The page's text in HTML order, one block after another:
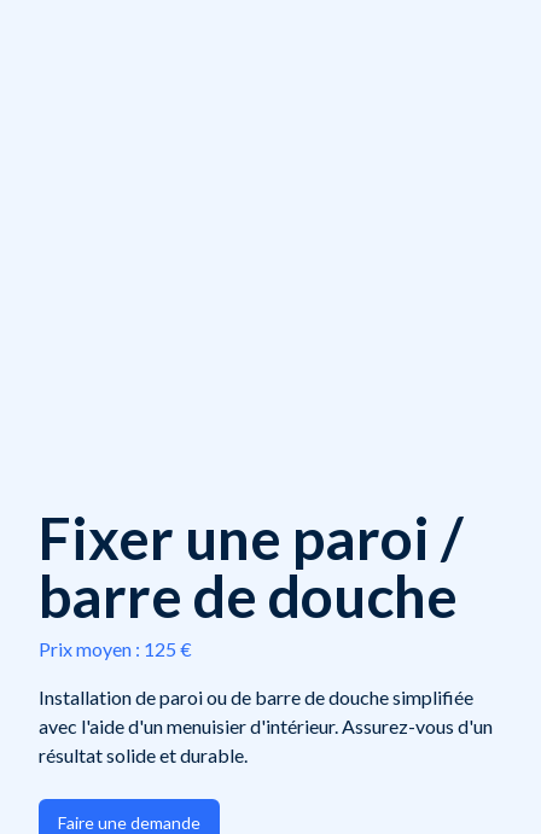
Fixer une paroi /
barre de douche
Prix moyen : 125 €
Installation de paroi ou de barre de douche simplifiée
avec l'aide d'un menuisier d'intérieur. Assurez-vous d'un
résultat solide et durable.
Faire une demande